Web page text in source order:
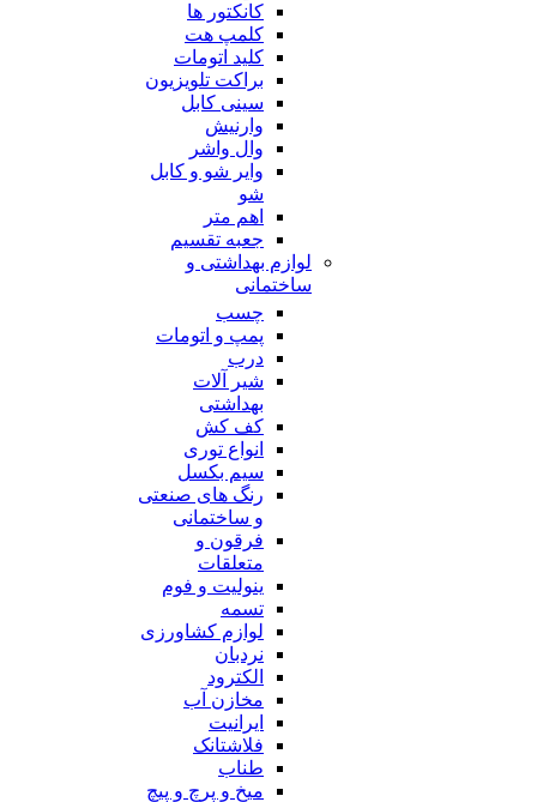
کانکتور ها
کلمپ هت
کلید اتومات
براکت تلویزیون
سینی کابل
وارنیش
وال واشر
وایر شو و کابل
شو
اهم متر
جعبه تقسیم
لوازم بهداشتی و
ساختمانی
چسب
پمپ و اتومات
درب
شیر آلات
بهداشتی
کف کش
انواع توری
سیم بکسل
رنگ های صنعتی
و ساختمانی
فرقون و
متعلقات
ینولیت و فوم
تسمه
لوازم کشاورزی
نردبان
الکترود
مخازن آب
ایرانیت
فلاشتانک
طناب
میخ و پرچ و پیچ